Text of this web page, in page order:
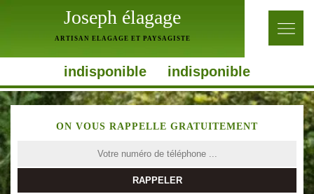
Joseph élagage
ARTISAN ELAGAGE ET PAYSAGISTE
indisponible indisponible
ON VOUS RAPPELLE GRATUITEMENT